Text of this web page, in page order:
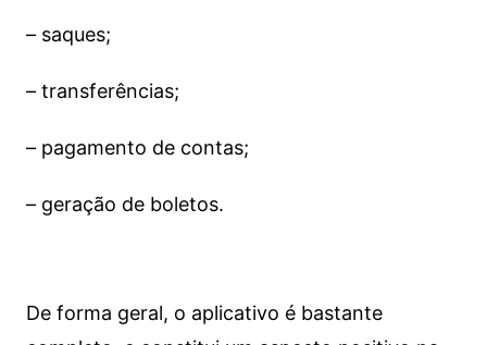
– saques;
– transferências;
– pagamento de contas;
– geração de boletos.
De forma geral, o aplicativo é bastante